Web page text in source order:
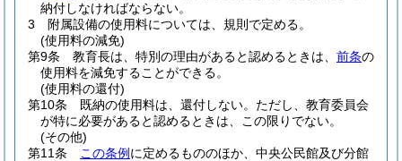
納付しなければならない。
3
附属設備の使用料については、規則で定める。
(使用料の減免)
第9条
教育長は、特別の理由があると認めるときは、 前条の
使用料を減免することができる。
(使用料の還付)
第10条
既納の使用料は、還付しない。 ただし、教育委員会
が特に必要があると認めるときは、この限りでない。
(その他)
第11条
この条例 に定めるもののほか、中央公民館及び分館